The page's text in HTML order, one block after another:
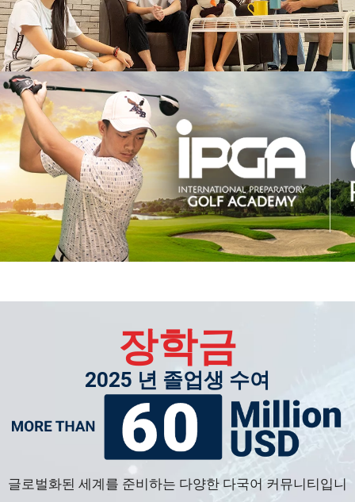
장학금
2025 년 졸업생 수여
글로벌화된 세계를 준비하는 다양한 다국어 커뮤니티입니